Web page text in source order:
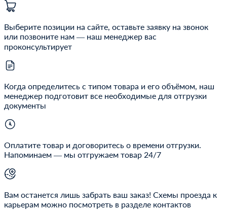
Выберите позиции на сайте, оставьте заявку на звонок
или позвоните нам — наш менеджер вас
проконсультирует
Когда определитесь с типом товара и его объёмом, наш
менеджер подготовит все необходимые для отгрузки
документы
Оплатите товар и договоритесь о времени отгрузки.
Напоминаем — мы отгружаем товар 24/7
Вам останется лишь забрать ваш заказ! Схемы проезда к
карьерам можно посмотреть в разделе контактов